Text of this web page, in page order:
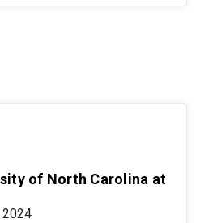
of North Carolina at
2024